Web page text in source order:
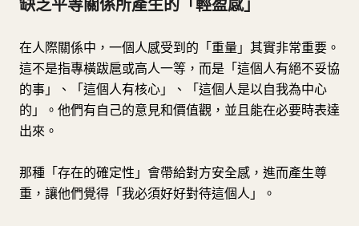
缺乏平等關係所產生的「輕盈感」
在人際關係中，一個人感受到的「重量」其實非常重要。
這不是指專橫跋扈或高人一等，而是「這個人有絕不妥協
的事」、「這個人有核心」、「這個人是以自我為中心
的」。他們有自己的意見和價值觀，並且能在必要時表達
出來。
那種「存在的確定性」會帶給對方安全感，進而產生尊
重，讓他們覺得「我必須好好對待這個人」。